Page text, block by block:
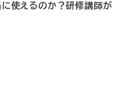
使えるのか？研修講師が